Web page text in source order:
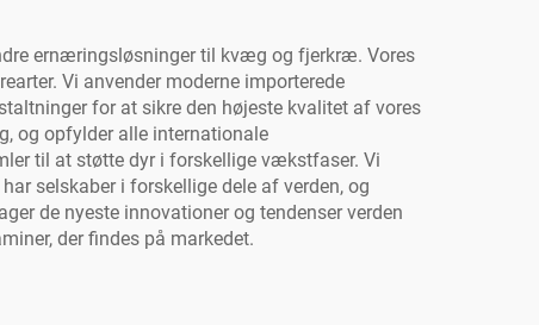
ernæringsløsninger til kvæg og fjerkræ. Vores
Vi anvender moderne importerede
for at sikre den højeste kvalitet af vores
og opfylder alle internationale
til at støtte dyr i forskellige vækstfaser. Vi
selskaber i forskellige dele af verden, og
de nyeste innovationer og tendenser verden
der findes på markedet.